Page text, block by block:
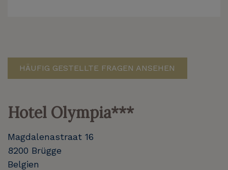
HÄUFIG GESTELLTE FRAGEN ANSEHEN
Hotel Olympia***
Magdalenastraat 16
8200 Brügge
Belgien